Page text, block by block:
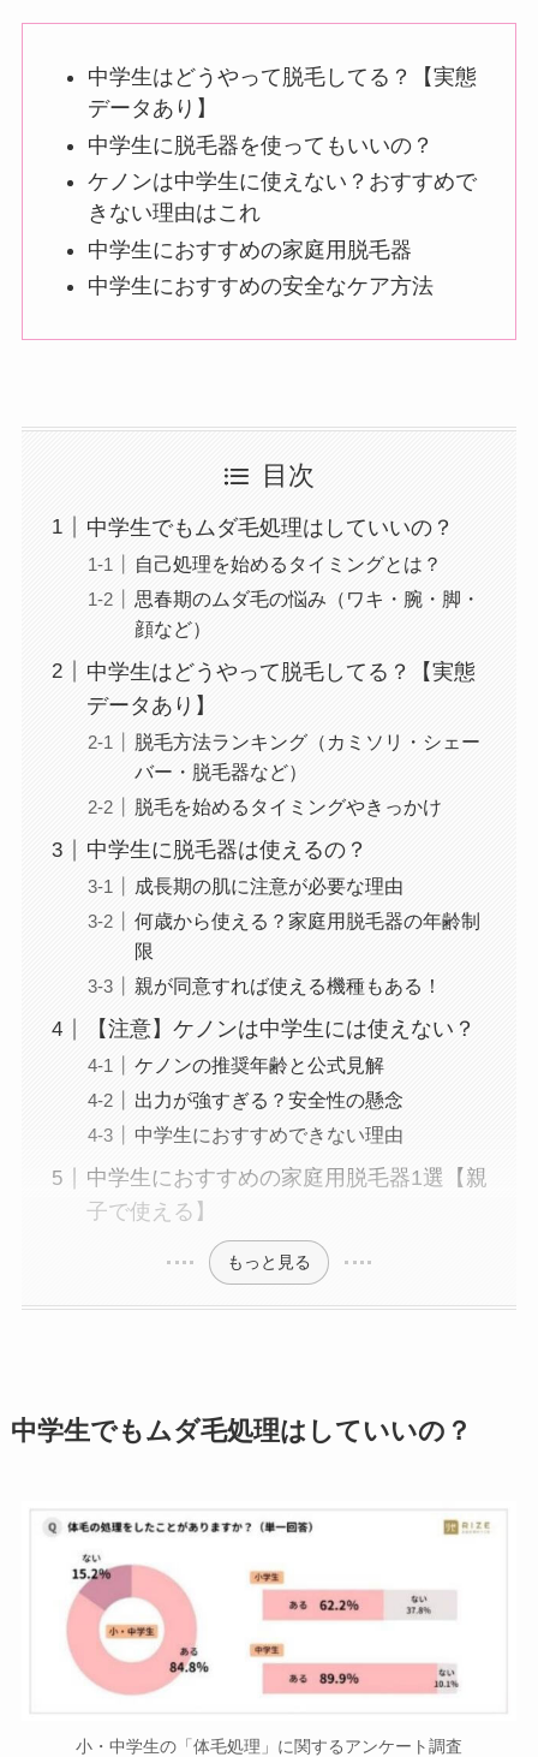
中学生はどうやって脱毛してる？【実態
データあり】
中学生に脱毛器を使ってもいいの？
ケノンは中学生に使えない？おすすめで
きない理由はこれ
中学生におすすめの家庭用脱毛器
中学生におすすめの安全なケア方法
目次
中学生でもムダ毛処理はしていいの？
自己処理を始めるタイミングとは？
思春期のムダ毛の悩み（ワキ・腕・脚・
顔など）
中学生はどうやって脱毛してる？【実態
データあり】
脱毛方法ランキング（カミソリ・シェー
バー・脱毛器など）
脱毛を始めるタイミングやきっかけ
中学生に脱毛器は使えるの？
成長期の肌に注意が必要な理由
何歳から使える？家庭用脱毛器の年齢制
限
親が同意すれば使える機種もある！
【注意】ケノンは中学生には使えない？
ケノンの推奨年齢と公式見解
出力が強すぎる？安全性の懸念
中学生におすすめできない理由
中学生におすすめの家庭用脱毛器1選【親
子で使える】
もっと見る
中学生でもムダ毛処理はしていいの？
小・中学生の「体毛処理」に関するアンケート調査